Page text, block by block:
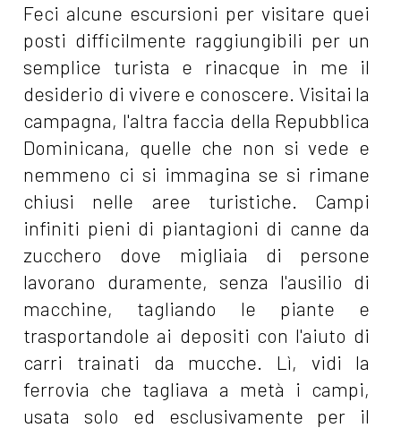
Feci alcune escursioni per visitare quei
posti difficilmente raggiungibili per un
semplice turista e rinacque in me il
desiderio di vivere e conoscere. Visitai la
campagna, l'altra faccia della Repubblica
Dominicana, quelle che non si vede e
nemmeno ci si immagina se si rimane
chiusi nelle aree turistiche. Campi
infiniti pieni di piantagioni di canne da
zucchero dove migliaia di persone
lavorano duramente, senza l'ausilio di
macchine, tagliando le piante e
trasportandole ai depositi con l'aiuto di
carri trainati da mucche. Lì, vidi la
ferrovia che tagliava a metà i campi,
usata solo ed esclusivamente per il